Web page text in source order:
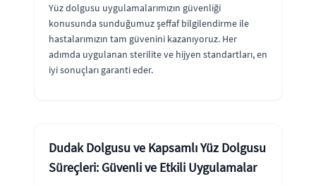
Yüz dolgusu uygulamalarımızın güvenliği
konusunda sunduğumuz şeffaf bilgilendirme ile
hastalarımızın tam güvenini kazanıyoruz. Her
adımda uygulanan sterilite ve hijyen standartları, en
iyi sonuçları garanti eder.
Dudak Dolgusu ve Kapsamlı Yüz Dolgusu
Süreçleri: Güvenli ve Etkili Uygulamalar